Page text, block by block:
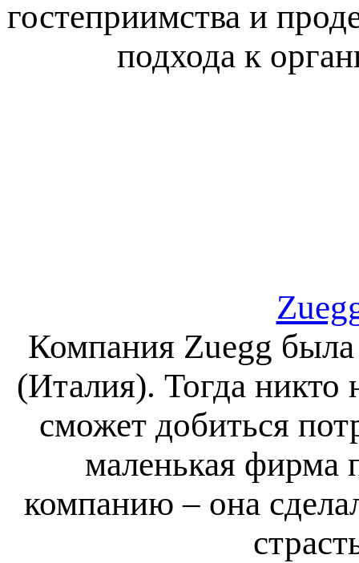
гостеприимства и
подхода к
Компания Zuegg
(Италия). Тогда никто
сможет добиться
маленькая фирма
компанию – она